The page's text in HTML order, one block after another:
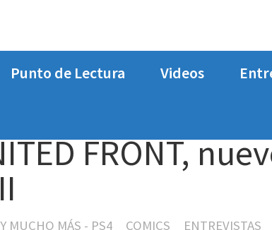
Punto de Lectura Videos
FRONT,
MUCHO MÁS - PS4 COMICS ENTREVISTAS